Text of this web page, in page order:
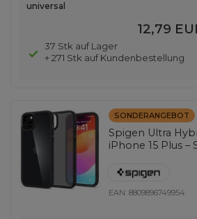
universal
12,79
37 Stk auf Lager
+ 271 Stk auf Kundenbestellung
SONDERANGEBOT
Spigen Ultra
iPhone 15 Plus –
EAN:8809896749954